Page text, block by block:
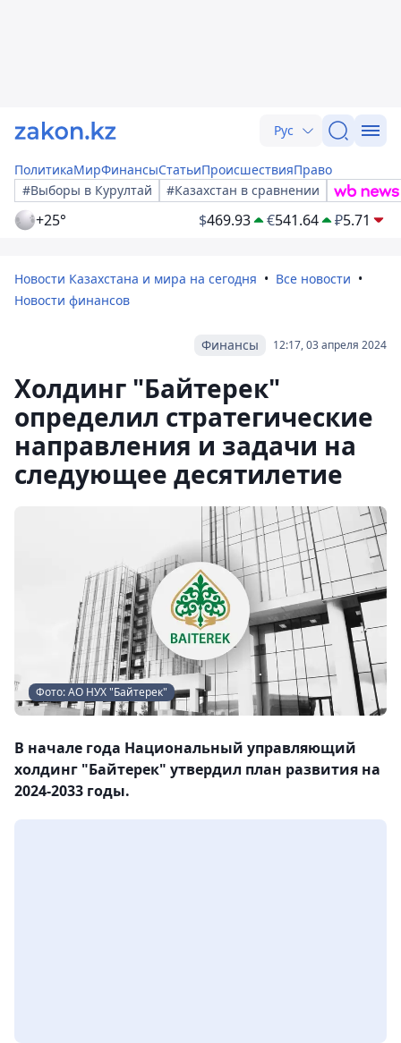
Рус
ПолитикаМирФинансыСтатьиПроисшествияПраво
#Выборы в Курултай
#Казахстан в сравнении
+25° $469.93 €541.64 ₽5.71
Новости Казахстана и мира на сегодня
Все новости
Новости финансов
12:17, 03 апреля 2024
Финансы
Холдинг "Байтерек"
определил стратегические
направления и задачи на
следующее десятилетие
Фото: АО НУХ "Байтерек"
В начале года Национальный управляющий
холдинг "Байтерек" утвердил план развития на
2024-2033 годы.